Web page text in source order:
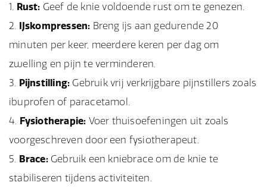
Rust: Geef de knie voldoende rust om te genezen.
IJskompressen: Breng ijs aan gedurende 20
minuten per keer, meerdere keren per dag om
zwelling en pijn te verminderen.
Pijnstilling: Gebruik vrij verkrijgbare pijnstillers zoals
ibuprofen of paracetamol.
Fysiotherapie: Voer thuisoefeningen uit zoals
voorgeschreven door een fysiotherapeut.
Brace:Gebruik een kniebrace om de knie te
stabiliseren tijdens activiteiten.